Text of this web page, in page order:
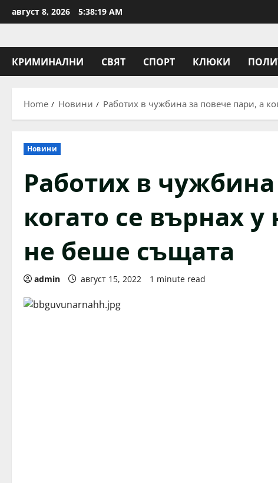
to
август 8, 2026 5:38:20 AM
КРИМИНАЛНИ СВЯТ СПОРТ КЛЮКИ
Home Новини Работих в чужбина за повече пари, а
Новини
Работих в
когато се върнах
не беше същата
admin август 15, 2022 1 minute read